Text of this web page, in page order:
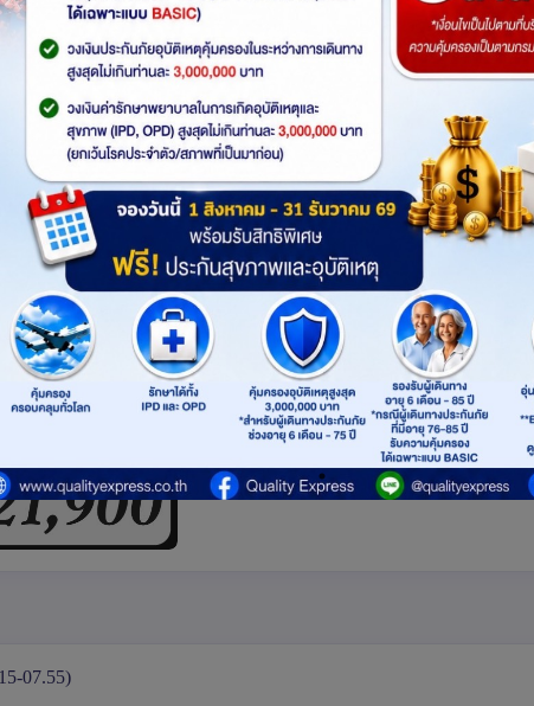
: 2UKIX-VZ004
รถ
Product
เส้นทาง :โอซาก้า เกียวโต
Highlight ไฮไลท์ทัวร์
สัมผัสเสน่ห์คันไซครบทุกมิติ ไหว้ขอพ
ตามสไตล์ของคุณ หรือเลือกสนุกเต็มวันกั
OSAKA
07.55)